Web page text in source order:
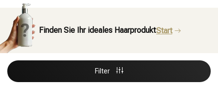
Finden Sie Ihr ideales HaarproduktStart
Filter